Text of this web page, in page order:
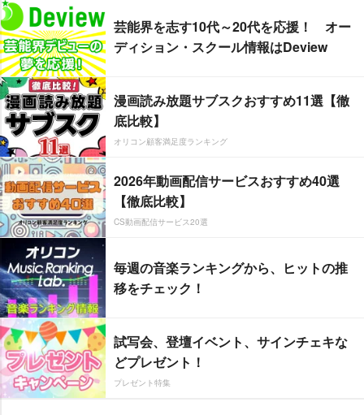
芸能界を志す10代～20代を応援！ オー
ディション・スクール情報はDeview
漫画読み放題サブスクおすすめ11選【徹
底比較】
オリコン顧客満足度ランキング
2026年動画配信サービスおすすめ40選
【徹底比較】
CS動画配信サービス20選
毎週の音楽ランキングから、ヒットの推
移をチェック！
試写会、登壇イベント、サインチェキな
どプレゼント！
プレゼント特集